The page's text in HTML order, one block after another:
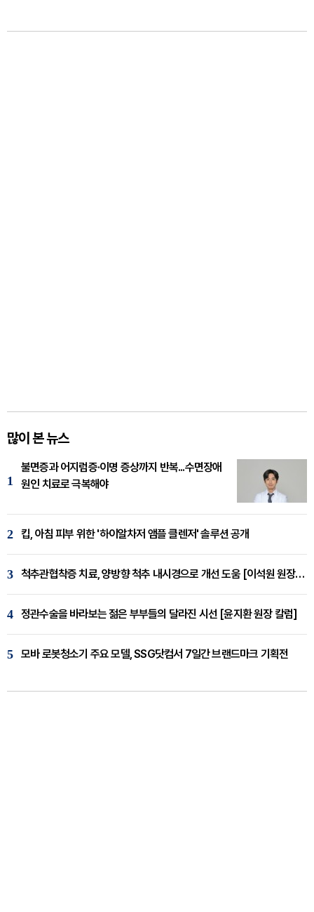
많이 본 뉴스
1
불면증과 어지럼증·이명 증상까지 반복...수면장애
원인 치료로 극복해야
2 킵, 아침 피부 위한 '하이알차저 앰플 클렌저' 솔루션 공개
3 척추관협착증 치료, 양방향 척추 내시경으로 개선 도움 [이석원 원장 칼럼]
4 정관수술을 바라보는 젊은 부부들의 달라진 시선 [윤지환 원장 칼럼]
5 모바 로봇청소기 주요 모델, SSG닷컴서 7일간 브랜드마크 기획전